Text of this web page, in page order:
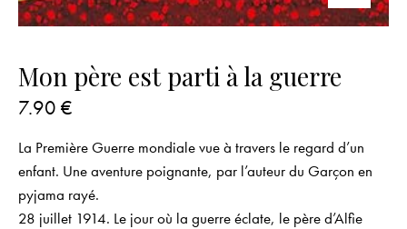
Mon père est parti à la guerre
7.90 €
La Première Guerre mondiale vue à travers le regard d’un
enfant. Une aventure poignante, par l’auteur du Garçon en
pyjama rayé.
28 juillet 1914. Le jour où la guerre éclate, le père d’Alfie